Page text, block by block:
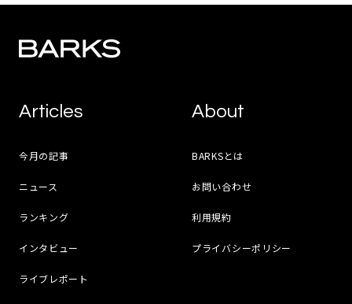
Articles
今月の記事
ニュース
ランキング
インタビュー
ライブレポート
About
BARKSとは
お問い合わせ
利用規約
プライバシーポリシー